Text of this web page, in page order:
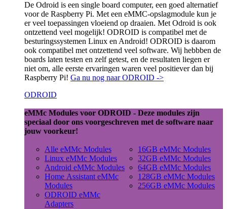
De Odroid is een single board computer, een goed alternatief
voor de Raspberry Pi. Met een eMMC-opslagmodule kun je
er veel toepassingen vloeiend op draaien. Met Odroid is ook
ontzettend veel mogelijk! ODROID is compatibel met de
besturingssystemen Linux en Android! ODROID is daarom
ook compatibel met ontzettend veel software. Wij hebbben de
boards laten testen en zelf getest, en de resultaten liegen er
niet om, alle eerste ervaringen waren veel positiever dan bij
Raspberry Pi! Ga nu nog naar ODROID ->
ODROID
eMMc Modules voor ODROID - Deze modules zijn
speciaal door ons voorgeschreven met de software naar
jouw voorkeur!
Alle eMMc Modules
Linux eMMc Modules
Android eMMc Modules
Home Assistant eMMc
Modules
ODROID eMMc
Adapters
16GB eMMc Modules
32GB eMMc Modules
64GB eMMc Modules
128GB eMMc Modules
256GB eMMc Modules